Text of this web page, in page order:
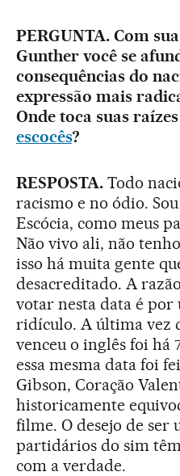
PERGUNTA. Com
Gunther você se
consequências do
expressão mais
Onde toca suas raízes
escocês?
RESPOSTA.Todo
racismo e no ódio. Sou
Escócia, como meus
Não vivo ali, não
isso há muita gente
desacreditado. A
votar nesta data é por
ridículo. A última vez
venceu o inglês foi há
essa mesma data foi
Gibson, Coração
historicamente
filme. O desejo de ser
partidários do sim
com a verdade.